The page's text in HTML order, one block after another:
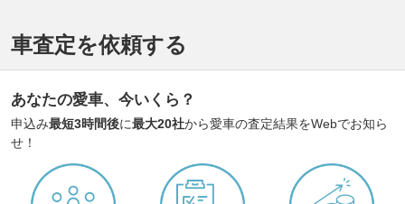
車査定を依頼する
あなたの愛車、今いくら？
申込み最短3時間後に最大20社から愛車の査定結果をWebでお知ら
せ！